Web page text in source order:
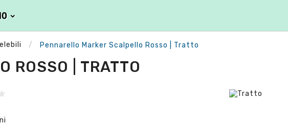
Pennarello Marker Scalpello Rosso | Tratto
ROSSO | TRATTO